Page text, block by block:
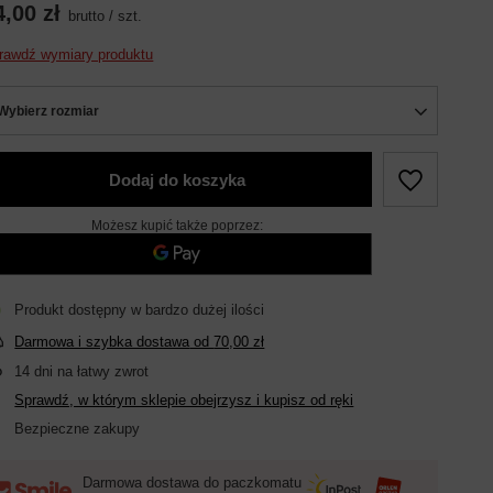
zł brutto /szt.
wymiary produktu
rozmiar
Dodaj do koszyka
Możesz kupić także poprzez:
Produkt dostępny w bardzo dużej ilości
Darmowa i szybka dostawa od70,00 zł
14 dni na łatwy zwrot
Sprawdź, w którym sklepie obejrzysz i kupisz od ręki
Bezpieczne zakupy
Darmowa dostawa do paczkomatu